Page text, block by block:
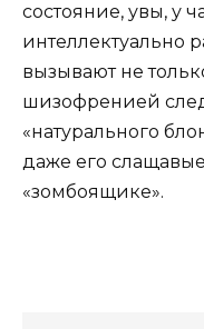
состояние, увы, у
интеллектуально
вызывают не
шизофренией
«натурального
даже его
«зомбоящике».